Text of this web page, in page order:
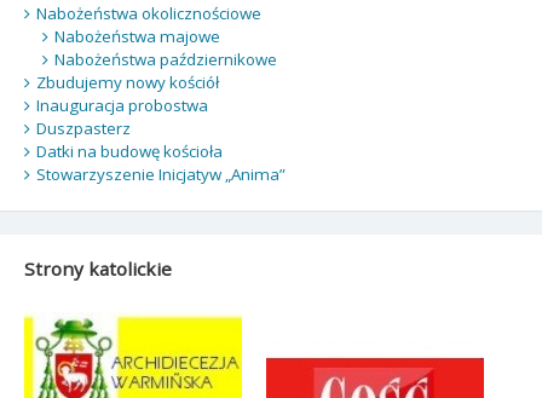
Nabożeństwa okolicznościowe
Nabożeństwa majowe
Nabożeństwa październikowe
Zbudujemy nowy kościół
Inauguracja probostwa
Duszpasterz
Datki na budowę kościoła
Stowarzyszenie Inicjatyw „Anima”
Strony katolickie